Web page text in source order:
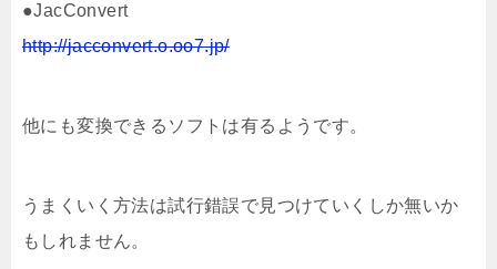
●JacConvert
http://jacconvert.o.oo7.jp/
他にも変換できるソフトは有るようです。
うまくいく方法は試行錯誤で見つけていくしか無いか
もしれません。